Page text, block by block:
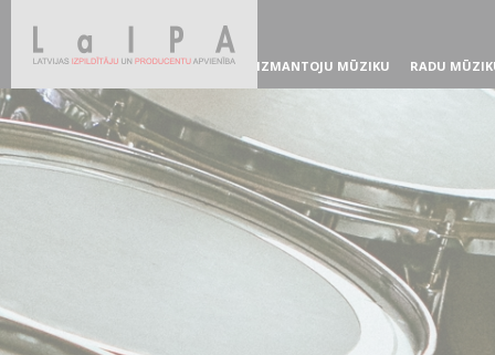
IZMANTOJU MŪZIKU RADU